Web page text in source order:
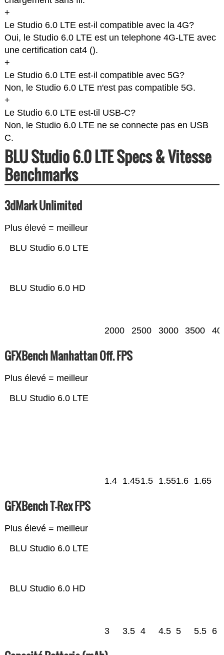
+
Le Studio 6.0 LTE est-il compatible avec la 4G?
Oui, le Studio 6.0 LTE est un telephone 4G-LTE avec
une certification cat4 ().
+
Le Studio 6.0 LTE est-il compatible avec 5G?
Non, le Studio 6.0 LTE n'est pas compatible 5G.
+
Le Studio 6.0 LTE est-til USB-C?
Non, le Studio 6.0 LTE ne se connecte pas en USB
C.
BLU Studio 6.0 LTE Specs & Vitesse
Benchmarks
3dMark Unlimited
Plus élevé = meilleur
BLU Studio 6.0 HD
BLU Studio 6.0 LTE
2000 2500 3000 3500
GFXBench Manhattan Off. FPS
Plus élevé = meilleur
BLU Studio 6.0 LTE
1.4 1.451.5 1.551.6 1.65
GFXBench T-Rex FPS
Plus élevé = meilleur
BLU Studio 6.0 HD
BLU Studio 6.0 LTE
3 3.5 4 4.5 5 5.5 6